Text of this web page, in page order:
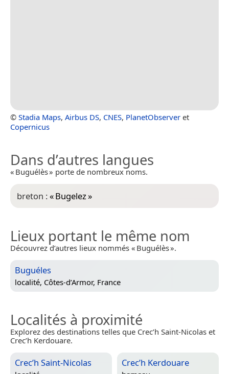
© Stadia Maps, Airbus DS, CNES, PlanetObserver et
Copernicus
Dans d’autres langues
« Buguélès » porte de nombreux noms.
breton :«Bugelez»
Lieux portant le même nom
Découvrez d’autres lieux nommés « Buguélès ».
Buguéles
localité, Côtes-d’Armor, France
Localités à proximité
Explorez des destinations telles que Crec’h Saint-Nicolas et
Crec’h Kerdouare.
Crec’h Saint-Nicolas Crec’h Kerdouare